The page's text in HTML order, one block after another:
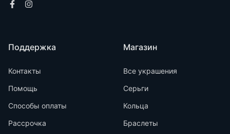
Поддержка
Контакты
Помощь
Способы оплаты
Рассрочка
Магазин
Все украшения
Серьги
Кольца
Браслеты